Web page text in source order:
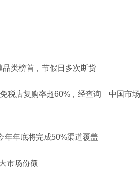
类榜首，节假日多次断货
税店复购率超60%，经查询，中国市场
年年底将完成50%渠道覆盖
市场份额